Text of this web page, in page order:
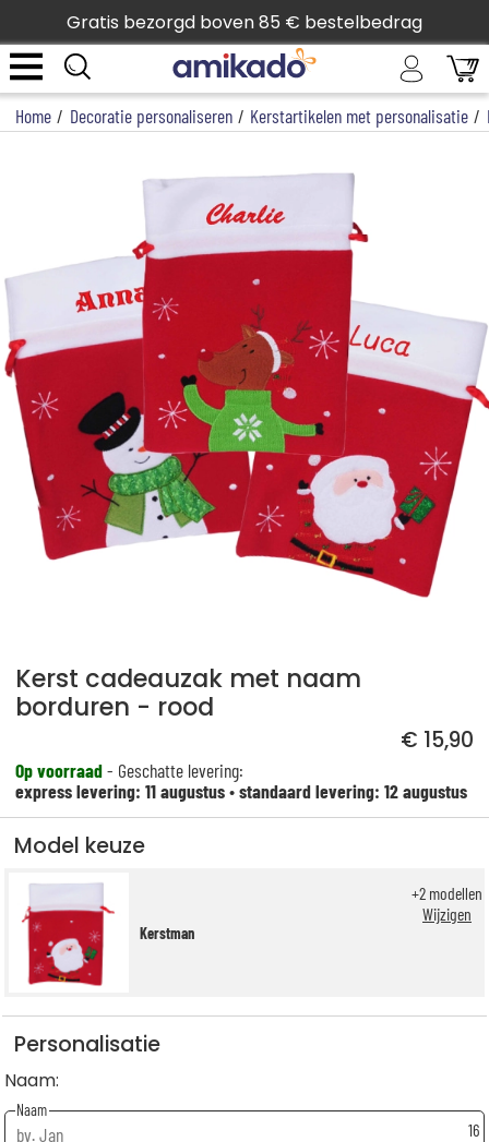
Gratis bezorgd boven 85 € bestelbedrag
Home / Decoratie personaliseren / Kerstartikelen met personalisatie /
Kerst cadeauzak met naam
borduren - rood
€ 15,90
Op voorraad- Geschatte levering:
express levering: 11 augustus•standaard levering: 12 augustus
Model keuze
Kerstman
+2 modellen
Wijzigen
Personalisatie
Naam:
Naam
16